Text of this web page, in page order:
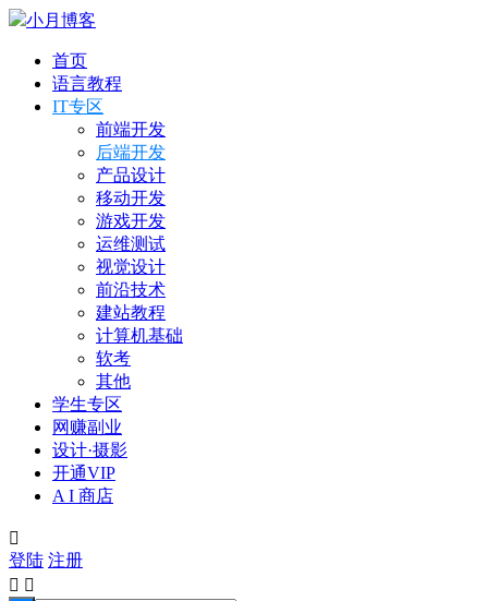
小月博客
首页
语言教程
IT专区
前端开发
后端开发
产品设计
移动开发
游戏开发
运维测试
视觉设计
前沿技术
建站教程
计算机基础
软考
其他
学生专区
网赚副业
设计·摄影
开通VIP
A I 商店

登陆 注册
 